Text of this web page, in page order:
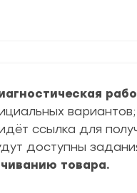
вариантов;
ссылка для
доступны
товара.